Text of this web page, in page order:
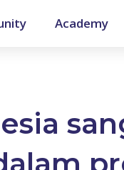
Academy